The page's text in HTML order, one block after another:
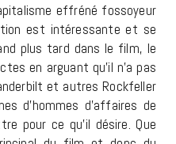
effréné fossoyeur
est intéressante et se
plus tard dans le film, le
en arguant qu’il n’a pas
et autres Rockfeller
d’hommes d’affaires de
pour ce qu’il désire. Que